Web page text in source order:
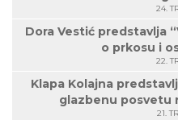
24.
Dora Vestić predstavlja
o prkosu i
22.
Klapa Kolajna
glazbenu posvetu
21.